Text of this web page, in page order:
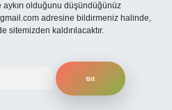
olduğunu düşündüğünüz
adresine bildirmeniz halinde,
kaldırılacaktır.